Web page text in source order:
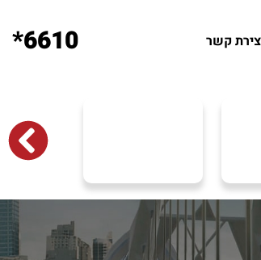
קשר 6610*